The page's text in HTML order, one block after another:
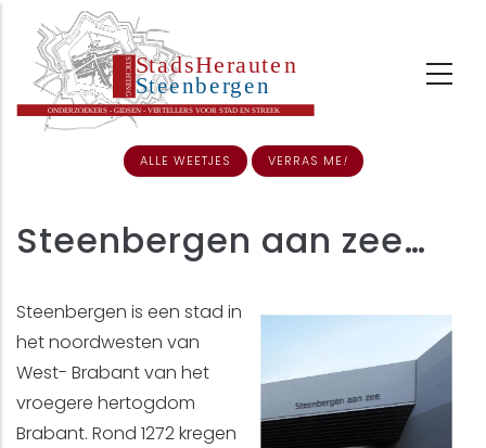
Overslaan
naar
de
inhoud
ALLE WEETJES VERRAS ME!
Steenbergen aan zee…
Steenbergen is een stad in
het noordwesten van
West- Brabant van het
vroegere hertogdom
Brabant. Rond 1272 kregen